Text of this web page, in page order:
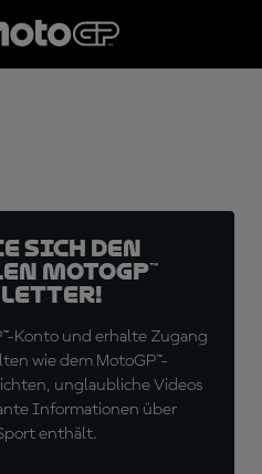
sich den
MotoGP™
Konto und erhalte Zugang
wie dem MotoGP™-
unglaubliche Videos
Informationen über
enthält.